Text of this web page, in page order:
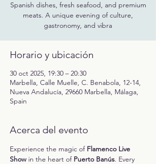
Spanish dishes, fresh seafood, and premium
meats. A unique evening of culture,
gastronomy, and vibra
Horario y ubicación
30 oct 2025, 19:30 – 20:30
Marbella, Calle Muelle, C. Benabola, 12-14,
Nueva Andalucía, 29660 Marbella, Málaga,
Spain
Acerca del evento
Experience the magic of Flamenco Live
Show in the heart of Puerto Banús. Every